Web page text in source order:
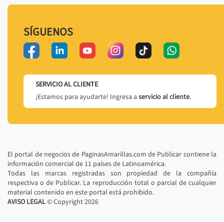
SÍGUENOS
SERVICIO AL CLIENTE
¡Estamos para ayudarte! Ingresa a servicio al cliente.
El portal de negocios de PaginasAmarillas.com de Publicar contiene la
información comercial de 11 países de Latinoamérica.
Todas las marcas registradas son propiedad de la compañía
respectiva o de Publicar. La reproducción total o parcial de cualquier
material contenido en este portal está prohibido.
AVISO LEGAL© Copyright2026